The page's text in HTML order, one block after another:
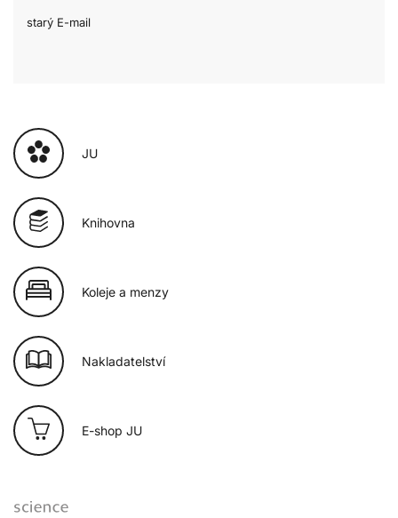
starý E-mail
JU
Knihovna
Koleje a menzy
Nakladatelství
E-shop JU